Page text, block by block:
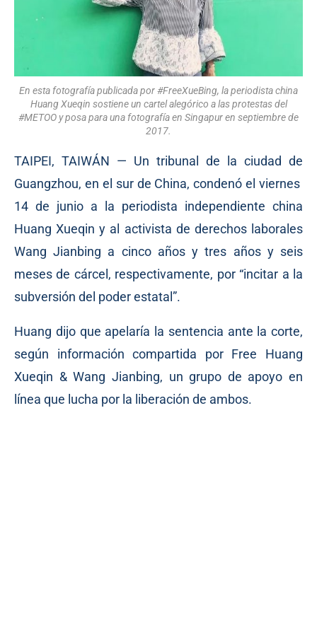
En esta fotografía publicada por #FreeXueBing, la periodista china
Huang Xueqin sostiene un cartel alegórico a las protestas del
#METOO y posa para una fotografía en Singapur en septiembre de
2017.
TAIPEI, TAIWÁN — Un tribunal de la ciudad de
Guangzhou, en el sur de China, condenó el viernes
14 de junio a la periodista independiente china
Huang Xueqin y al activista de derechos laborales
Wang Jianbing a cinco años y tres años y seis
meses de cárcel, respectivamente, por “incitar a la
subversión del poder estatal”.
Huang dijo que apelaría la sentencia ante la corte,
según información compartida por Free Huang
Xueqin & Wang Jianbing, un grupo de apoyo en
línea que lucha por la liberación de ambos.